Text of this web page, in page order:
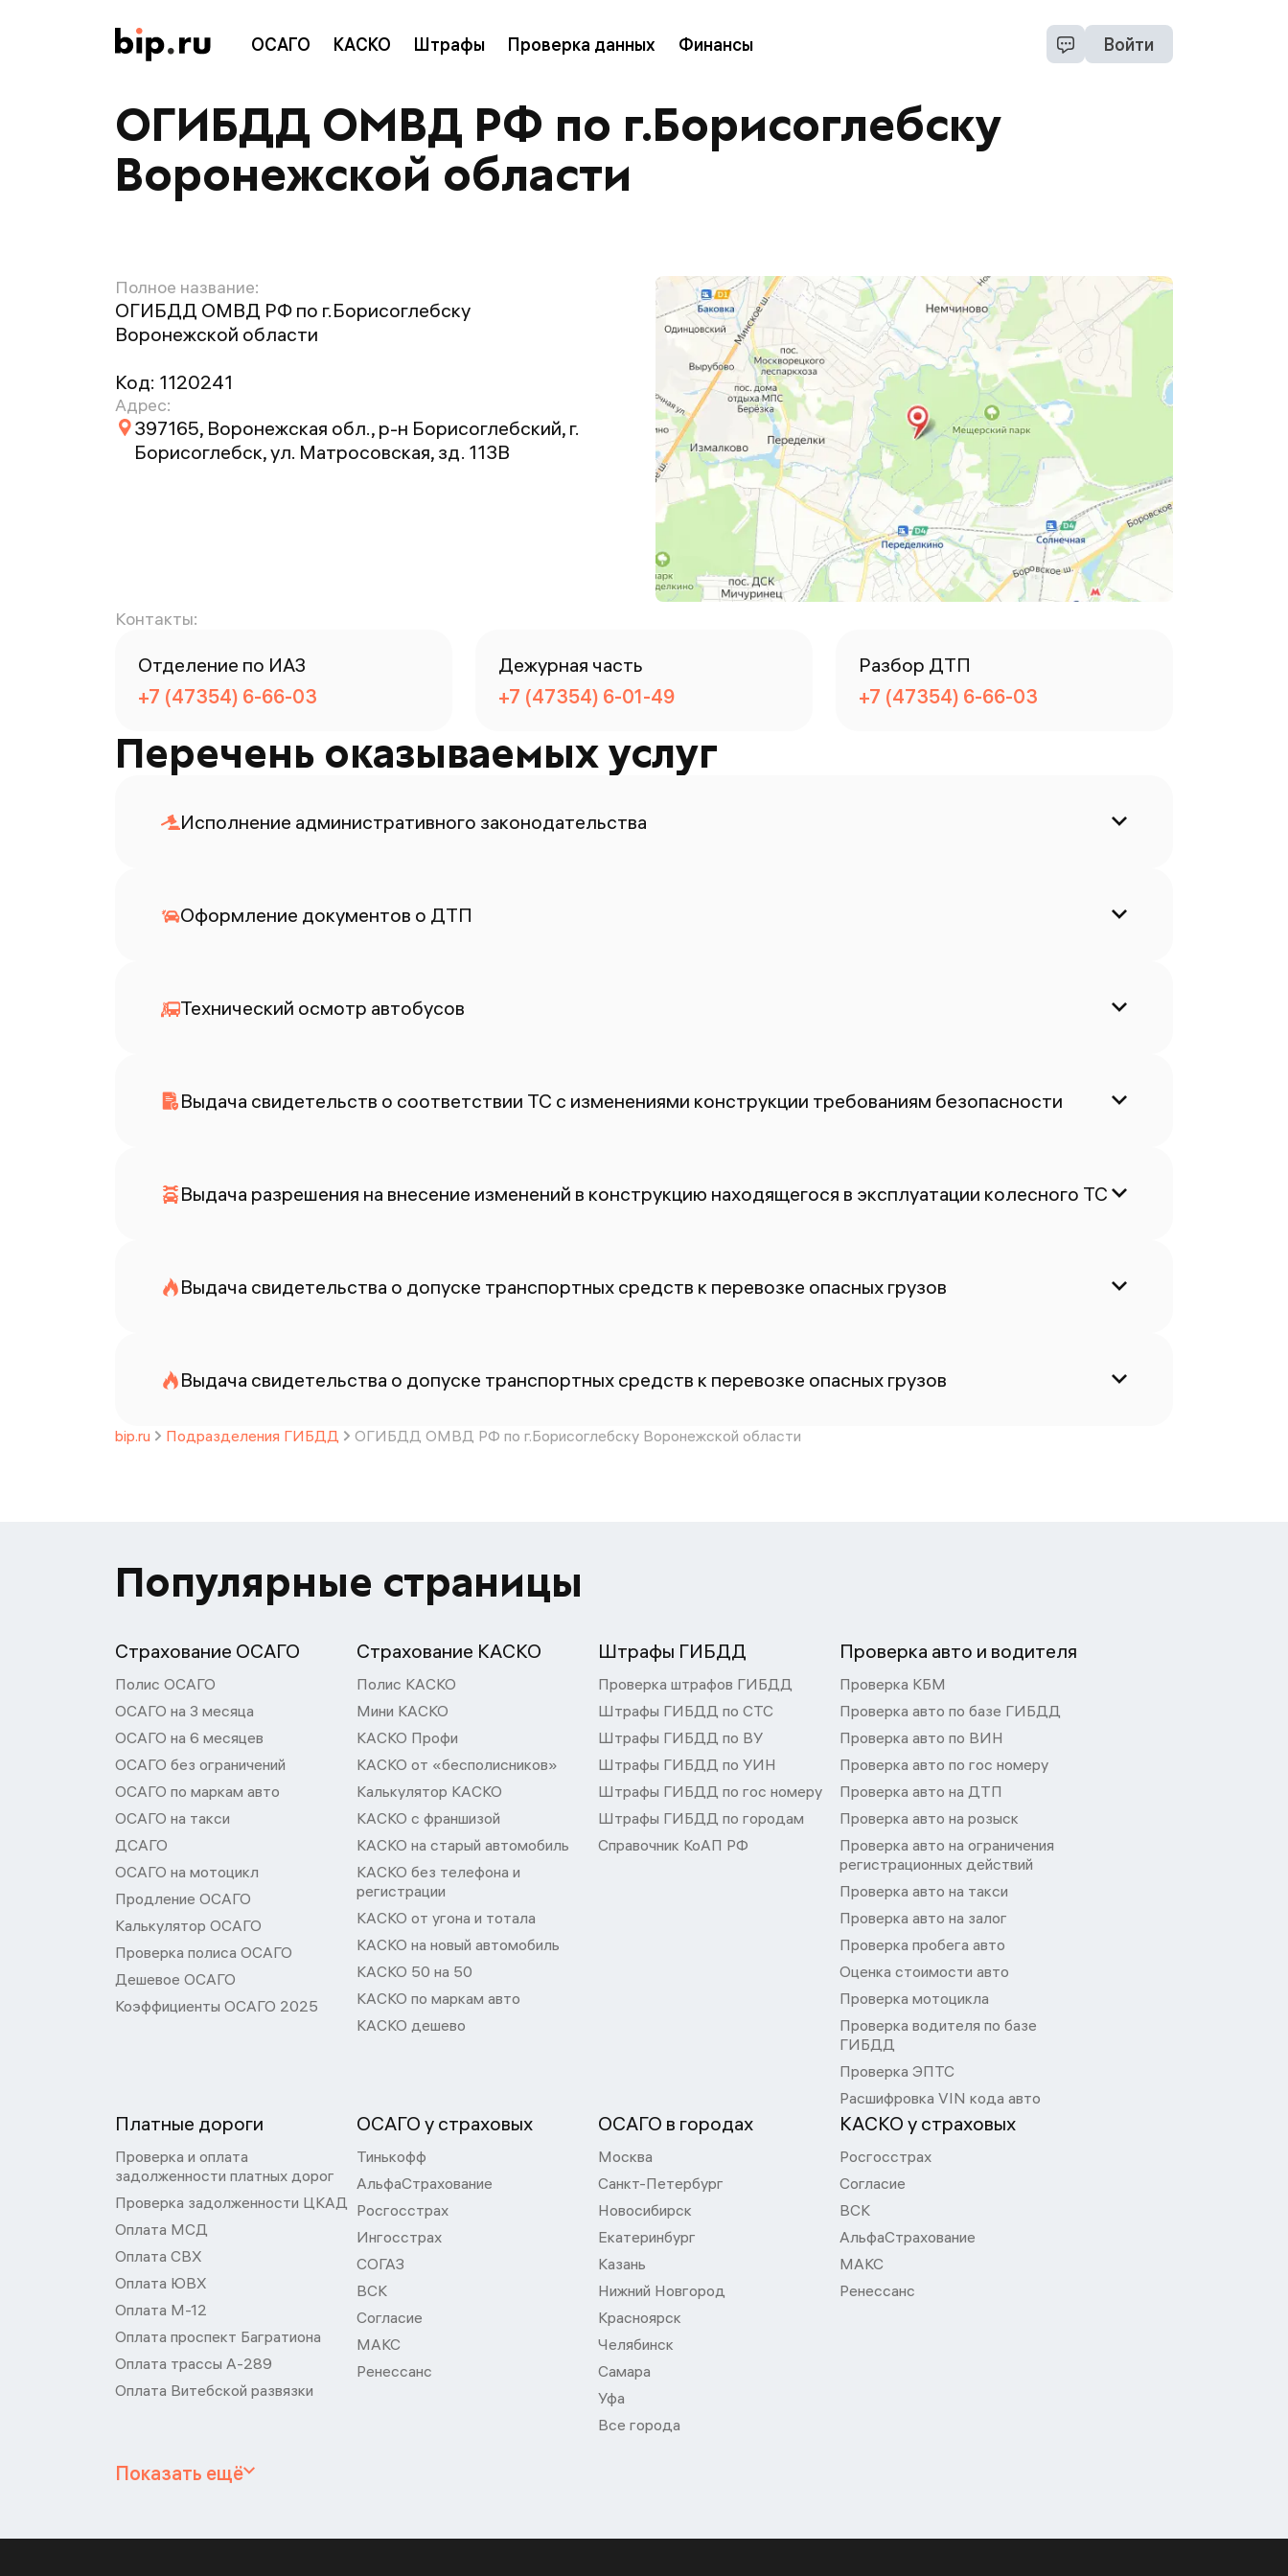
ОСАГО КАСКО Штрафы Проверка данных Финансы Войти
ОГИБДД ОМВД РФ по г.Борисоглебску
Воронежской области
Полное название:
ОГИБДД ОМВД РФ по г.Борисоглебску
Воронежской области
Код: 1120241
Адрес:
397165, Воронежская обл., р-н Борисоглебский, г.
Борисоглебск, ул. Матросовская, зд. 113В
Контакты:
Отделение по ИАЗ
+7 (47354) 6-66-03
Дежурная часть
+7 (47354) 6-01-49
Разбор ДТП
+7 (47354) 6-66-03
Перечень оказываемых услуг
Исполнение административного законодательства
Оформление документов о ДТП
Технический осмотр автобусов
Выдача свидетельств о соответствии ТС с изменениями конструкции требованиям безопасности
Выдача разрешения на внесение изменений в конструкцию находящегося в эксплуатации колесного ТС
Выдача свидетельства о допуске транспортных средств к перевозке опасных грузов
Выдача свидетельства о допуске транспортных средств к перевозке опасных грузов
bip.ru Подразделения ГИБДД ОГИБДД ОМВД РФ по г.Борисоглебску Воронежской области
Популярные страницы
Страхование ОСАГО
Полис ОСАГО
ОСАГО на 3 месяца
ОСАГО на 6 месяцев
ОСАГО без ограничений
ОСАГО по маркам авто
ОСАГО на такси
ДСАГО
ОСАГО на мотоцикл
Продление ОСАГО
Калькулятор ОСАГО
Проверка полиса ОСАГО
Дешевое ОСАГО
Коэффициенты ОСАГО 2025
Страхование КАСКО
Полис КАСКО
Мини КАСКО
КАСКО Профи
КАСКО от «бесполисников»
Калькулятор КАСКО
КАСКО с франшизой
КАСКО на старый автомобиль
КАСКО без телефона и
регистрации
КАСКО от угона и тотала
КАСКО на новый автомобиль
КАСКО 50 на 50
КАСКО по маркам авто
КАСКО дешево
Штрафы ГИБДД
Проверка штрафов ГИБДД
Штрафы ГИБДД по СТС
Штрафы ГИБДД по ВУ
Штрафы ГИБДД по УИН
Штрафы ГИБДД по гос номеру
Штрафы ГИБДД по городам
Справочник КоАП РФ
Проверка авто и водителя
Проверка КБМ
Проверка авто по базе ГИБДД
Проверка авто по ВИН
Проверка авто по гос номеру
Проверка авто на ДТП
Проверка авто на розыск
Проверка авто на ограничения
регистрационных действий
Проверка авто на такси
Проверка авто на залог
Проверка пробега авто
Оценка стоимости авто
Проверка мотоцикла
Проверка водителя по базе
ГИБДД
Проверка ЭПТС
Расшифровка VIN кода авто
Платные дороги
Проверка и оплата
задолженности платных дорог
Проверка задолженности ЦКАД
Оплата МСД
Оплата СВХ
Оплата ЮВХ
Оплата М-12
Оплата проспект Багратиона
Оплата трассы А-289
Оплата Витебской развязки
ОСАГО у страховых
Тинькофф
АльфаСтрахование
Росгосстрах
Ингосстрах
СОГАЗ
ВСК
Согласие
МАКС
Ренессанс
ОСАГО в городах
Москва
Санкт-Петербург
Новосибирск
Екатеринбург
Казань
Нижний Новгород
Красноярск
Челябинск
Самара
Уфа
Все города
КАСКО у страховых
Росгосстрах
Согласие
ВСК
АльфаСтрахование
МАКС
Ренессанс
Показать ещё